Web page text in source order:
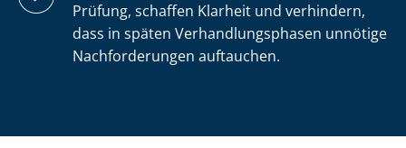
Prüfung, schaffen Klarheit und verhindern,
dass in späten Ver­hand­lungs­pha­sen unnötige
Nachforderungen auftauchen.